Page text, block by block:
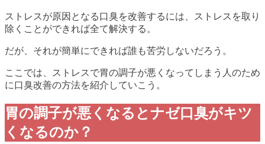
ストレスが原因となる口臭を改善するには、ストレスを取り
除くことができれば全て解決する。
だが、それが簡単にできれば誰も苦労しないだろう。
ここでは、ストレスで胃の調子が悪くなってしまう人のため
に口臭改善の方法を紹介していこう。
胃の調子が悪くなるとナゼ口臭がキツ
くなるのか？